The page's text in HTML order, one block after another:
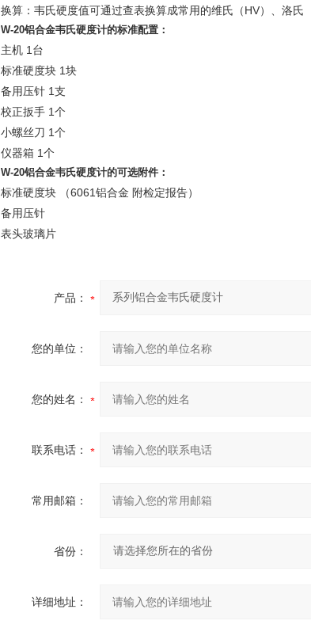
换算：韦氏硬度值可通过查表换算成常用的维氏（HV）、洛氏
W-20铝合金韦氏硬度计的标准配置：
主机 1台
标准硬度块 1块
备用压针 1支
校正扳手 1个
小螺丝刀 1个
仪器箱 1个
W-20铝合金韦氏硬度计的可选附件：
标准硬度块 （6061铝合金 附检定报告）
备用压针
表头玻璃片
产品：
您的单位：
您的姓名：
联系电话：
常用邮箱：
省份：
详细地址：